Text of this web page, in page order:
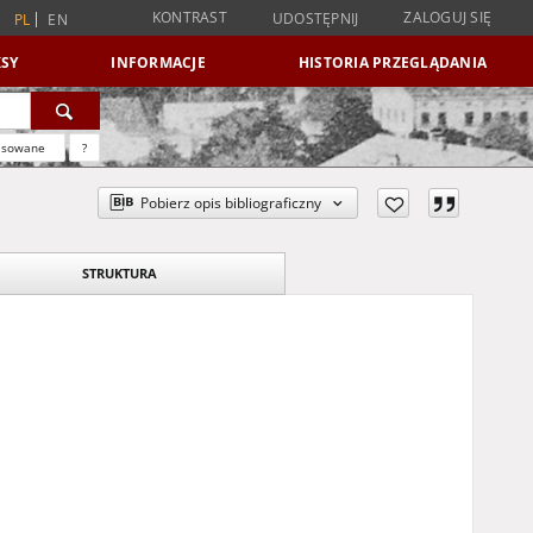
PL EN KONTRAST UDOSTĘPNIJ ZALOGUJ SIĘ
INFORMACJE HISTORIA PRZEGLĄDANIA
?
Pobierz opis bibliograficzny
STRUKTURA